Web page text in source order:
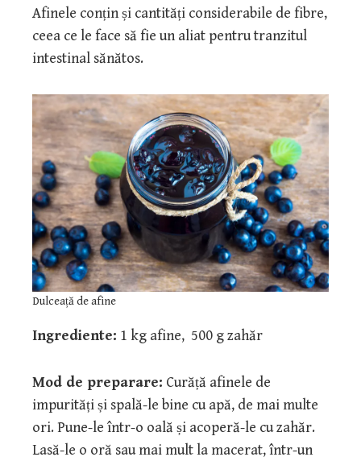
Afinele conțin și cantități considerabile de fibre,
ceea ce le face să fie un aliat pentru tranzitul
intestinal sănătos.
Dulceață de afine
Ingrediente: 1 kg afine, 500 g zahăr
Mod de preparare: Curăță afinele de
impurități și spală-le bine cu apă, de mai multe
ori. Pune-le într-o oală și acoperă-le cu zahăr.
Lasă-le o oră sau mai mult la macerat, într-un